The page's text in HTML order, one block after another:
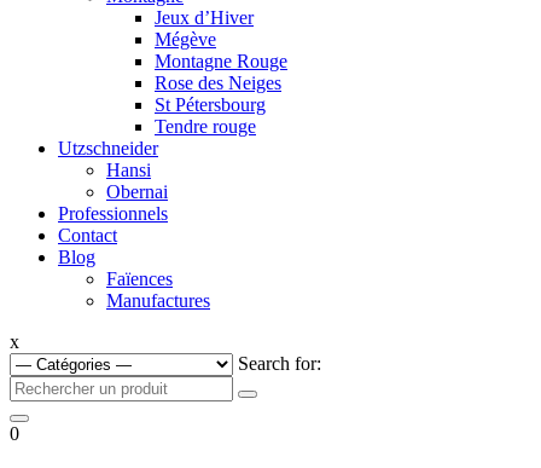
Jeux d’Hiver
Mégève
Montagne Rouge
Rose des Neiges
St Pétersbourg
Tendre rouge
Utzschneider
Hansi
Obernai
Professionnels
Contact
Blog
Faïences
Manufactures
x
Search for:
0